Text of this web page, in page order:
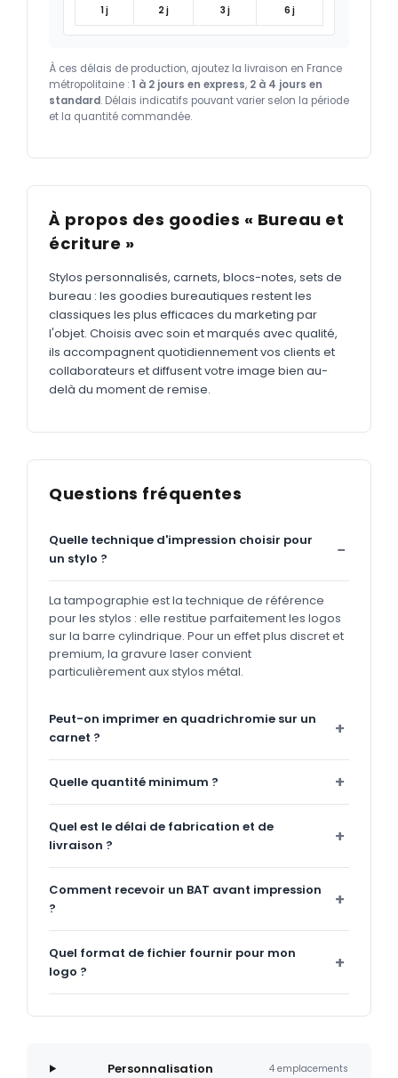
1 j 2 j 3 j 6 j
À ces délais de production, ajoutez la livraison en France
métropolitaine : 1 à 2 jours en express, 2 à 4 jours en
standard. Délais indicatifs pouvant varier selon la période
et la quantité commandée.
À propos des goodies « Bureau et
écriture »
Stylos personnalisés, carnets, blocs-notes, sets de
bureau : les goodies bureautiques restent les
classiques les plus efficaces du marketing par
l'objet. Choisis avec soin et marqués avec qualité,
ils accompagnent quotidiennement vos clients et
collaborateurs et diffusent votre image bien au-
delà du moment de remise.
Questions fréquentes
Quelle technique d'impression choisir pour
un stylo ?
La tampographie est la technique de référence
pour les stylos : elle restitue parfaitement les logos
sur la barre cylindrique. Pour un effet plus discret et
premium, la gravure laser convient
particulièrement aux stylos métal.
Peut-on imprimer en quadrichromie sur un
carnet ?
Quelle quantité minimum ?
Quel est le délai de fabrication et de
livraison ?
Comment recevoir un BAT avant impression
?
Quel format de fichier fournir pour mon
logo ?
Personnalisation 4 emplacements